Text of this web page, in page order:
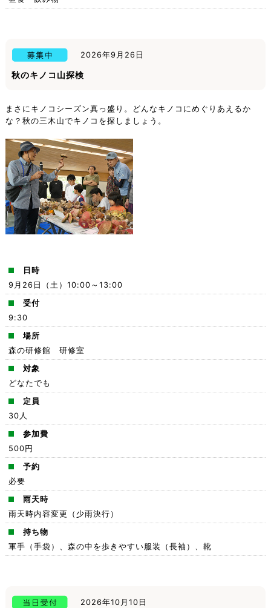
2026年9月26日
秋のキノコ山探検
まさにキノコシーズン真っ盛り。どんなキノコにめぐりあえるか
な？秋の三木山でキノコを探しましょう。
日時
9月26日（土）10:00～13:00
受付
9:30
場所
森の研修館 研修室
対象
どなたでも
定員
30人
参加費
500円
予約
必要
雨天時
雨天時内容変更（少雨決行）
持ち物
軍手（手袋）、森の中を歩きやすい服装（長袖）、靴
2026年10月10日